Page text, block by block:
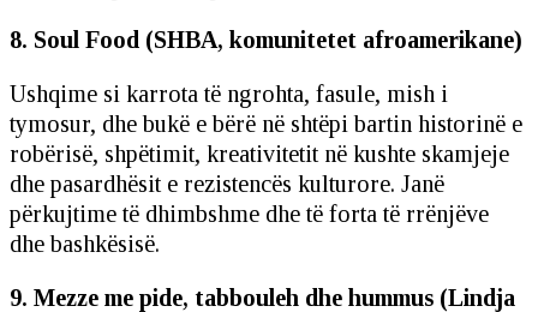
8. Soul Food (SHBA, komunitetet afroamerikane)
Ushqime si karrota të ngrohta, fasule, mish i
tymosur, dhe bukë e bërë në shtëpi bartin historinë e
robërisë, shpëtimit, kreativitetit në kushte skamjeje
dhe pasardhësit e rezistencës kulturore. Janë
përkujtime të dhimbshme dhe të forta të rrënjëve
dhe bashkësisë.
9. Mezze me pide, tabbouleh dhe hummus (Lindja